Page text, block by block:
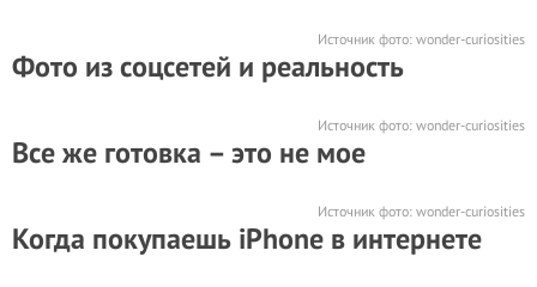
Источник фото: wonder-curiosities
Фото из соцсетей и реальность
Источник фото: wonder-curiosities
Все же готовка – это не мое
Источник фото: wonder-curiosities
Когда покупаешь iPhone в интернете